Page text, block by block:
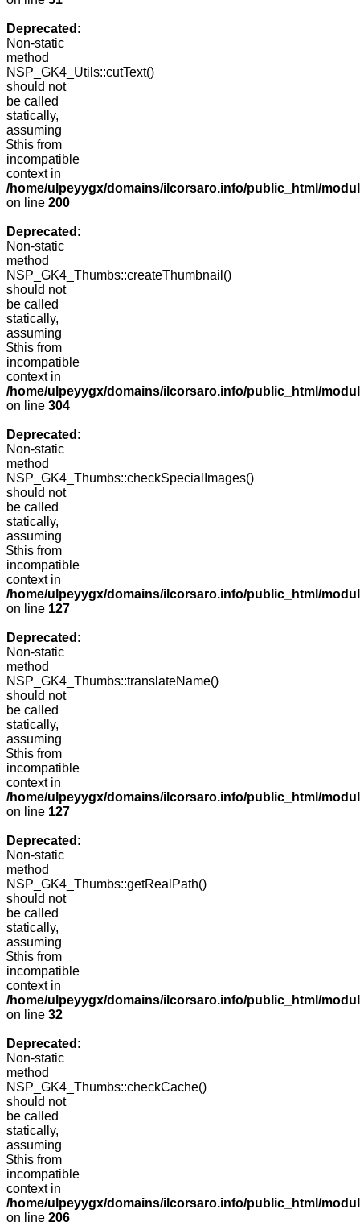
Deprecated :
Non-static
method
NSP_GK4_Utils::cutText()
should not
be called
statically,
assuming
$this from
incompatible
context in
/home/ulpeyygx/domains/ilcorsaro.info/public_html/
on line 200
Deprecated :
Non-static
method
NSP_GK4_Thumbs::createThumbnail()
should not
be called
statically,
assuming
$this from
incompatible
context in
/home/ulpeyygx/domains/ilcorsaro.info/public_html/
on line 304
Deprecated :
Non-static
method
NSP_GK4_Thumbs::checkSpecialImages()
should not
be called
statically,
assuming
$this from
incompatible
context in
/home/ulpeyygx/domains/ilcorsaro.info/public_html/
on line 127
Deprecated :
Non-static
method
NSP_GK4_Thumbs::translateName()
should not
be called
statically,
assuming
$this from
incompatible
context in
/home/ulpeyygx/domains/ilcorsaro.info/public_html/
on line 127
Deprecated :
Non-static
method
NSP_GK4_Thumbs::getRealPath()
should not
be called
statically,
assuming
$this from
incompatible
context in
/home/ulpeyygx/domains/ilcorsaro.info/public_html/
on line 32
Deprecated :
Non-static
method
NSP_GK4_Thumbs::checkCache()
should not
be called
statically,
assuming
$this from
incompatible
context in
/home/ulpeyygx/domains/ilcorsaro.info/public_html/
on line 206